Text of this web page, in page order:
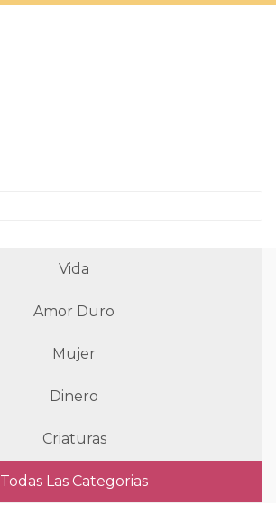
Vida
Amor Duro
Mujer
Dinero
Criaturas
Todas Las Categorias